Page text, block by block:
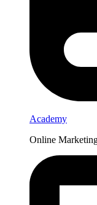
Academy
Online